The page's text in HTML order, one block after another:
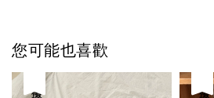
您可能也喜歡